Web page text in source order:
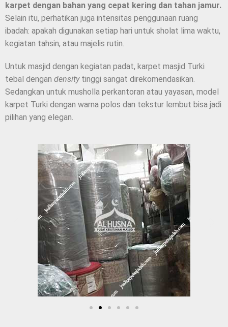
karpet dengan bahan yang cepat kering dan tahan jamur.
Selain itu, perhatikan juga intensitas penggunaan ruang
ibadah: apakah digunakan setiap hari untuk sholat lima waktu,
kegiatan tahsin, atau majelis rutin.
Untuk masjid dengan kegiatan padat, karpet masjid Turki
tebal dengan densitytinggi sangat direkomendasikan.
Sedangkan untuk musholla perkantoran atau yayasan, model
karpet Turki dengan warna polos dan tekstur lembut bisa jadi
pilihan yang elegan.